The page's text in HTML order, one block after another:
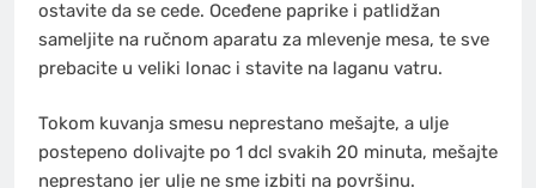
ostavite da se cede. Oceđene paprike i patlidžan
sameljite na ručnom aparatu za mlevenje mesa, te sve
prebacite u veliki lonac i stavite na laganu vatru.
Tokom kuvanja smesu neprestano mešajte, a ulje
postepeno dolivajte po 1 dcl svakih 20 minuta, mešajte
neprestano jer ulje ne sme izbiti na površinu.